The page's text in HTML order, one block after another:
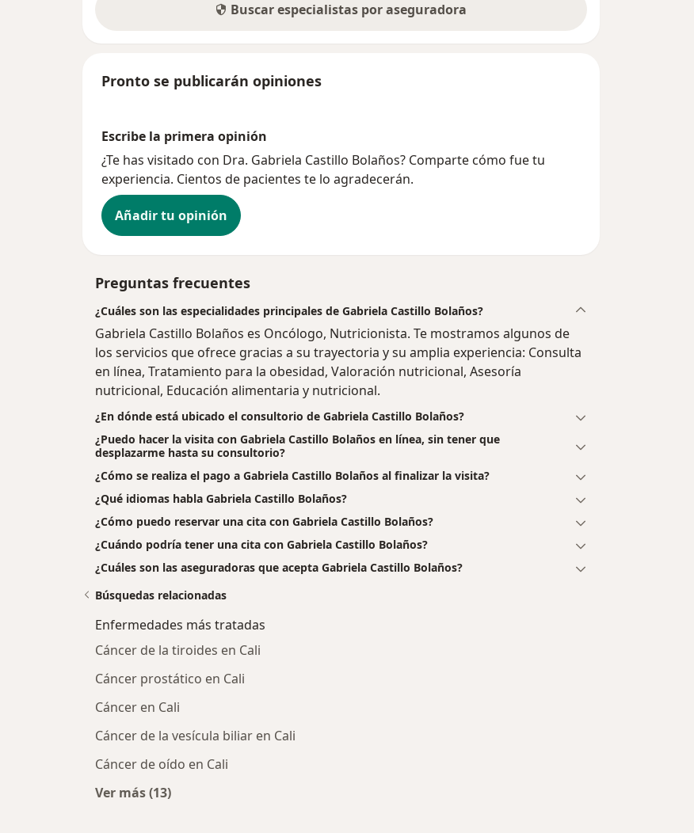
Buscar especialistas por aseguradora
Pronto se publicarán opiniones
Escribe la primera opinión
¿Te has visitado con Dra. Gabriela Castillo Bolaños? Comparte cómo fue tu
experiencia. Cientos de pacientes te lo agradecerán.
Añadir tu opinión
Preguntas frecuentes
¿Cuáles son las especialidades principales de Gabriela Castillo Bolaños?
Gabriela Castillo Bolaños es Oncólogo, Nutricionista. Te mostramos algunos de
los servicios que ofrece gracias a su trayectoria y su amplia experiencia: Consulta
en línea, Tratamiento para la obesidad, Valoración nutricional, Asesoría
nutricional, Educación alimentaria y nutricional.
¿En dónde está ubicado el consultorio de Gabriela Castillo Bolaños?
¿Puedo hacer la visita con Gabriela Castillo Bolaños en línea, sin tener que
desplazarme hasta su consultorio?
¿Cómo se realiza el pago a Gabriela Castillo Bolaños al finalizar la visita?
¿Qué idiomas habla Gabriela Castillo Bolaños?
¿Cómo puedo reservar una cita con Gabriela Castillo Bolaños?
¿Cuándo podría tener una cita con Gabriela Castillo Bolaños?
¿Cuáles son las aseguradoras que acepta Gabriela Castillo Bolaños?
Búsquedas relacionadas
Enfermedades más tratadas
Cáncer de la tiroides en Cali
Cáncer prostático en Cali
Cáncer en Cali
Cáncer de la vesícula biliar en Cali
Cáncer de oído en Cali
Ver más (13)